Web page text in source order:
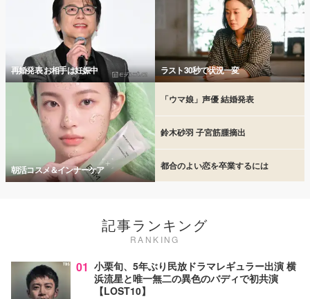
再婚発表 お相手は妊娠中 ラスト30秒で状況一変
朝活コスメ＆インナーケア
「ウマ娘」声優 結婚発表
鈴木砂羽 子宮筋腫摘出
都合のよい恋を卒業するには
記事ランキング
RANKING
01 小栗旬、5年ぶり民放ドラマレギュラー出演 横
浜流星と唯一無二の異色のバディで初共演
【LOST10】